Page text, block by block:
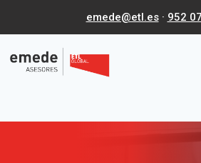
al
contenido
emede@etl.es· 952